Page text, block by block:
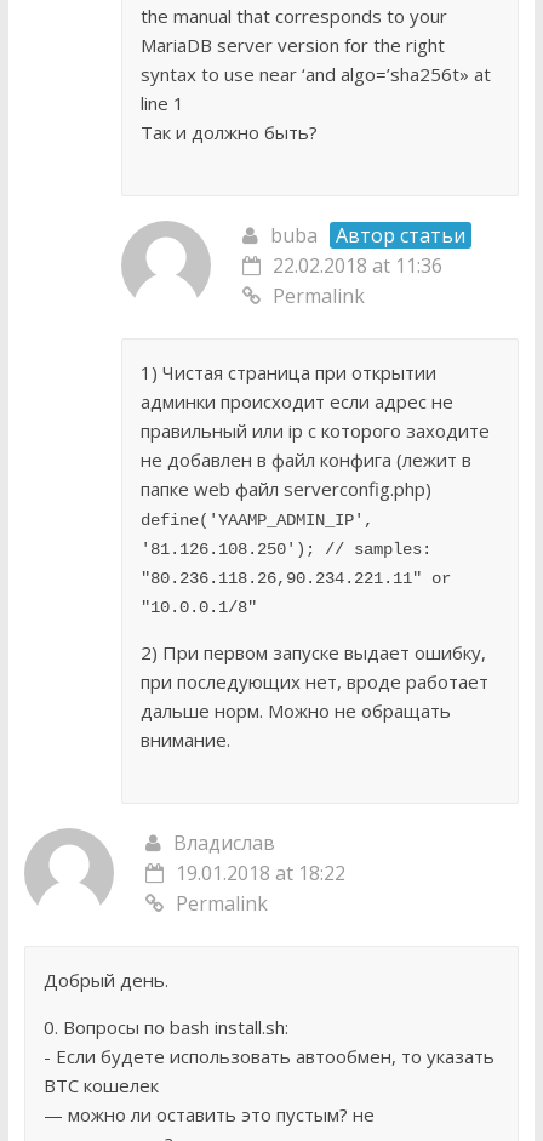
the manual that corresponds to your
MariaDB server version for the right
syntax to use near ‘and algo=’sha256t» at
line 1
Так и должно быть?
buba
Автор статьи
22.02.2018 at 11:36
Permalink
1) Чистая страница при открытии
админки происходит если адрес не
правильный или ip c которого заходите
не добавлен в файл конфига (лежит в
папке web файл serverconfig.php)
define('YAAMP_ADMIN_IP',
'81.126.108.250'); // samples:
"80.236.118.26,90.234.221.11" or
"10.0.0.1/8"
2) При первом запуске выдает ошибку,
при последующих нет, вроде работает
дальше норм. Можно не обращать
внимание.
Владислав
19.01.2018 at 18:22
Permalink
Добрый день.
0. Вопросы по bash install.sh:
- Если будете использовать автообмен, то указать
BTC кошелек
— можно ли оставить это пустым? не